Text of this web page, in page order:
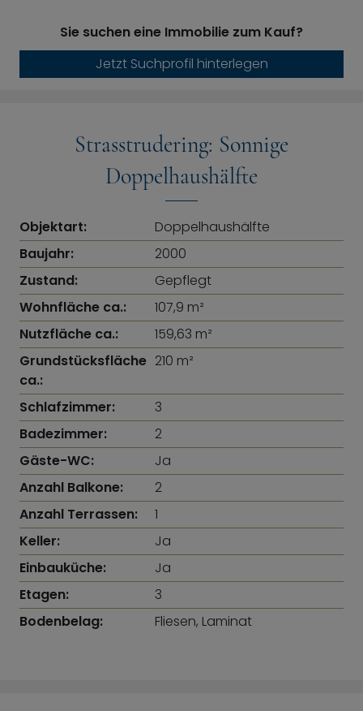
Sie suchen eine Immobilie zum Kauf?
Jetzt Suchprofil hinterlegen
Strasstrudering: Sonnige
Doppelhaushälfte
Objektart:
Doppelhaushälfte
Baujahr:
2000
Zustand:
Gepflegt
Wohnfläche ca.:
107,9 m²
Nutzfläche ca.:
159,63 m²
Grundstücksfläche
ca.:
210 m²
Schlafzimmer:
3
Badezimmer:
2
Gäste-WC:
Ja
Anzahl Balkone:
2
Anzahl Terrassen:
1
Keller:
Ja
Einbauküche:
Ja
Etagen:
3
Bodenbelag:
Fliesen, Laminat